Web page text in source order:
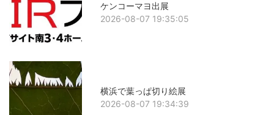
ケンコーマヨ出展
2026-08-07 19:35:05
横浜で葉っぱ切り絵展
2026-08-07 19:34:39